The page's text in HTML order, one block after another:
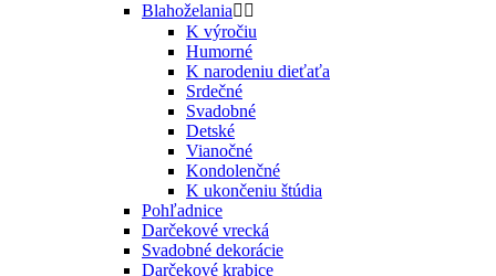
Blahoželania 
K výročiu
Humorné
K narodeniu dieťaťa
Srdečné
Svadobné
Detské
Vianočné
Kondolenčné
K ukončeniu štúdia
Pohľadnice
Darčekové vrecká
Svadobné dekorácie
Darčekové krabice